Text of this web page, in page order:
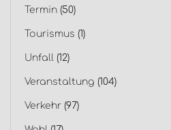
Termin (50)
Tourismus (1)
Unfall (12)
Veranstaltung (104)
Verkehr (97)